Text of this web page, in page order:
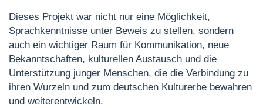
Dieses Projekt war nicht nur eine Möglichkeit,
Sprachkenntnisse unter Beweis zu stellen, sondern
auch ein wichtiger Raum für Kommunikation, neue
Bekanntschaften, kulturellen Austausch und die
Unterstützung junger Menschen, die die Verbindung zu
ihren Wurzeln und zum deutschen Kulturerbe bewahren
und weiterentwickeln.